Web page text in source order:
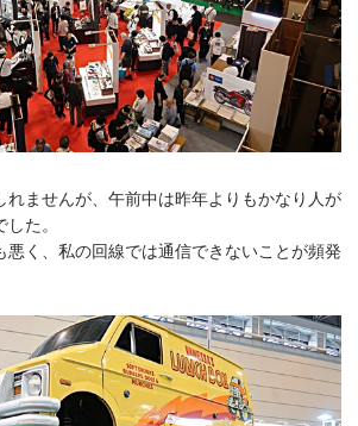
れませんが、午前中は昨年よりもかなり人が
た。
悪く、私の回線では通信できないことが頻発